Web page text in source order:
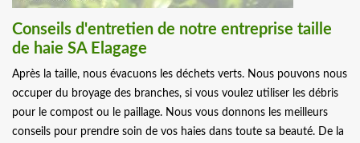
Conseils d'entretien de notre entreprise taille
de haie SA Elagage
Après la taille, nous évacuons les déchets verts. Nous pouvons nous
occuper du broyage des branches, si vous voulez utiliser les débris
pour le compost ou le paillage. Nous vous donnons les meilleurs
conseils pour prendre soin de vos haies dans toute sa beauté. De la